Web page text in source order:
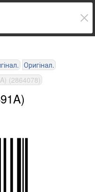
Оригінал.
(2864078)